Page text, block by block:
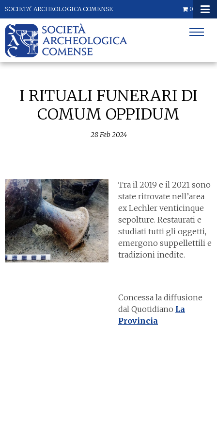
SOCIETA' ARCHEOLOGICA COMENSE 0
I RITUALI FUNERARI DI
COMUM OPPIDUM
28Feb2024
Tra il 2019 e il 2021 sono
state ritrovate nell’area
ex Lechler venticinque
sepolture. Restaurati e
studiati tutti gli oggetti,
emergono suppellettili e
tradizioni inedite.
Concessa la diffusione
dal Quotidiano La
Provincia